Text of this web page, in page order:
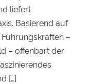
liefert
Basierend auf
–
– offenbart der
[…]